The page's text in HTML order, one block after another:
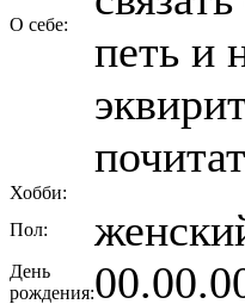
О себе:
петь и
Хобби:
Пол:
День
рождения: